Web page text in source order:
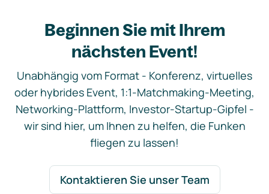
Beginnen Sie mit Ihrem
nächsten Event!
Unabhängig vom Format - Konferenz, virtuelles
oder hybrides Event, 1:1-Matchmaking-Meeting,
Networking-Plattform, Investor-Startup-Gipfel -
wir sind hier, um Ihnen zu helfen, die Funken
fliegen zu lassen!
Kontaktieren Sie unser Team